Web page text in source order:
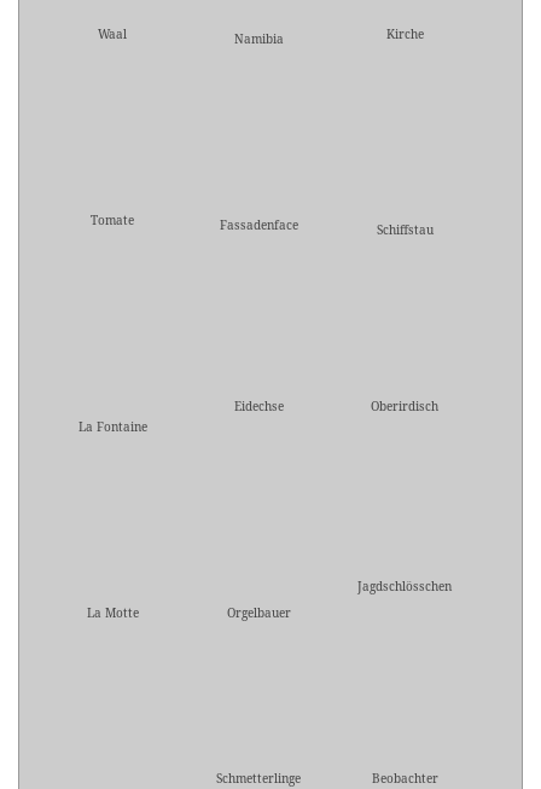
Waal Namibia Kirche
Tomate Fassadenface Schiffstau
La Fontaine
Eidechse Oberirdisch
La Motte Orgelbauer
Jagdschlösschen
Schmetterlinge Beobachter